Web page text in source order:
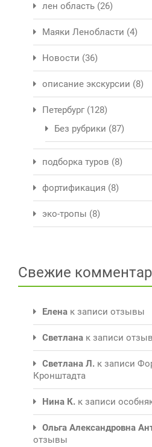
лен область (26)
Маяки Ленобласти (4)
Новости (36)
описание экскурсии (8)
Петербург (128)
Без рубрики (87)
подборка туров (8)
фортификация (8)
эко-тропы (8)
Свежие
Елена к записи отзывы
Светлана к записи
Светлана Л. к записи
Кронштадта
Нина К. к записи
Ольга Александровна
отзывы